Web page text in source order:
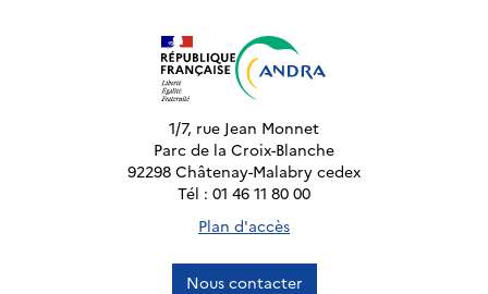
1/7, rue Jean Monnet
Parc de la Croix-Blanche
92298 Châtenay-Malabry cedex
Tél : 01 46 11 80 00
Plan d'accès
Nous contacter